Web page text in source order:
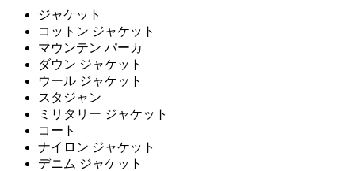
ジャケット
コットン ジャケット
マウンテン パーカ
ダウン ジャケット
ウール ジャケット
スタジャン
ミリタリー ジャケット
コート
ナイロン ジャケット
デニム ジャケット